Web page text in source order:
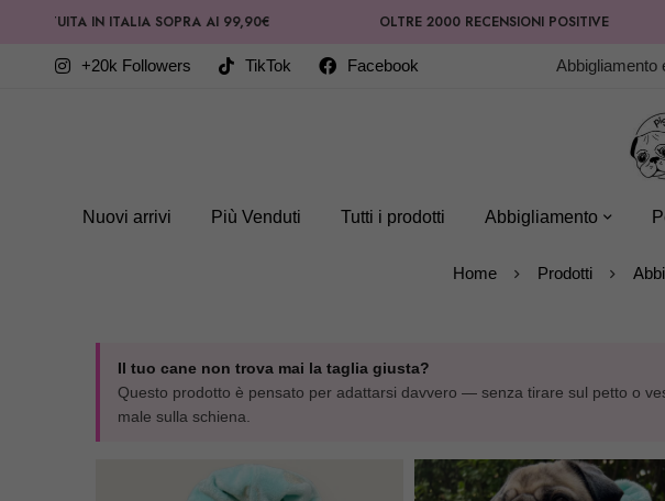
IN ITALIA SOPRA AI 99,90€ OLTRE 2000 RECENSIONI POSITIVE
+20k Followers TikTok Facebook Abbigliamento
Nuovi arrivi Più Venduti Tutti i prodotti Abbigliamento
Home Prodotti
Il tuo cane non trova mai la taglia giusta?
Questo prodotto è pensato per adattarsi davvero — senza tirare sul petto o
male sulla schiena.